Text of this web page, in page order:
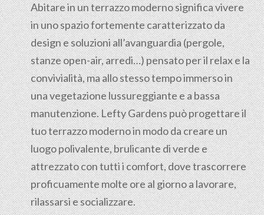
Abitare in un terrazzo moderno significa vivere
in uno spazio fortemente caratterizzato da
design e soluzioni all’avanguardia (pergole,
stanze open-air, arredi…) pensato per il relax e la
convivialità, ma allo stesso tempo immerso in
una vegetazione lussureggiante e a bassa
manutenzione. Lefty Gardens può progettare il
tuo terrazzo moderno in modo da creare un
luogo polivalente, brulicante di verde e
attrezzato con tutti i comfort, dove trascorrere
proficuamente molte ore al giorno a lavorare,
rilassarsi e socializzare.